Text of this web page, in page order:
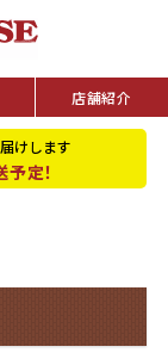
店舗紹介
けします
定！